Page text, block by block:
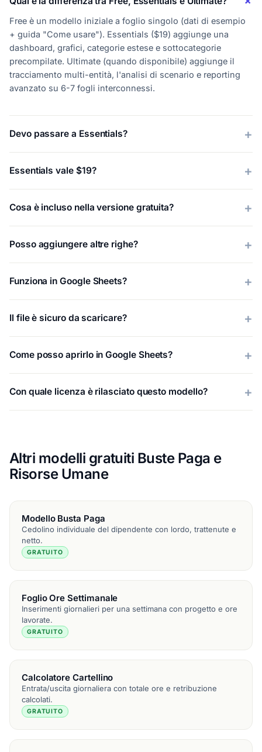
Free è un modello iniziale a foglio singolo (dati di esempio
+ guida "Come usare"). Essentials ($19) aggiunge una
dashboard, grafici, categorie estese e sottocategorie
precompilate. Ultimate (quando disponibile) aggiunge il
tracciamento multi-entità, l'analisi di scenario e reporting
avanzato su 6-7 fogli interconnessi.
Devo passare a Essentials?
Essentials vale $19?
Cosa è incluso nella versione gratuita?
Posso aggiungere altre righe?
Funziona in Google Sheets?
Il file è sicuro da scaricare?
Come posso aprirlo in Google Sheets?
Con quale licenza è rilasciato questo modello?
Altri modelli gratuiti Buste Paga e
Risorse Umane
Modello Busta Paga
Cedolino individuale del dipendente con lordo, trattenute e
netto.
GRATUITO
Foglio Ore Settimanale
Inserimenti giornalieri per una settimana con progetto e ore
lavorate.
GRATUITO
Calcolatore Cartellino
Entrata/uscita giornaliera con totale ore e retribuzione
calcolati.
GRATUITO